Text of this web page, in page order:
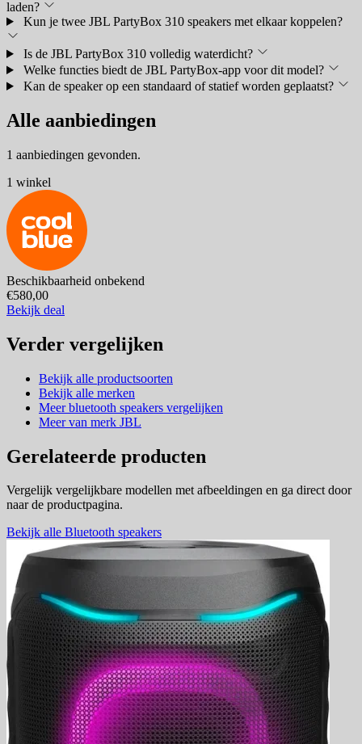
laden?
Kun je twee JBL PartyBox 310 speakers met elkaar koppelen?
Is de JBL PartyBox 310 volledig waterdicht?
Welke functies biedt de JBL PartyBox-app voor dit model?
Kan de speaker op een standaard of statief worden geplaatst?
Alle aanbiedingen
1 aanbiedingen gevonden.
1 winkel
Beschikbaarheid onbekend
€580,00
Bekijk deal
Verder vergelijken
Bekijk alle productsoorten
Bekijk alle merken
Meer bluetooth speakers vergelijken
Meer van merk JBL
Gerelateerde producten
Vergelijk vergelijkbare modellen met afbeeldingen en ga direct door
naar de productpagina.
Bekijk alle Bluetooth speakers